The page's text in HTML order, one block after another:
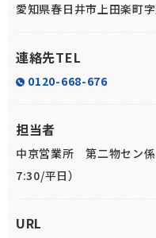
愛知県春日井市上田楽町
連絡先TEL
0120-668-676
担当者
中京営業所 第二物セン
7:30/平日）
URL